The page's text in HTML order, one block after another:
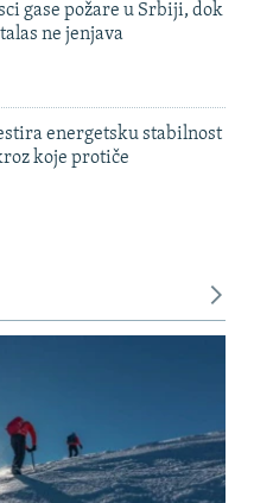
gase požare u Srbiji, dok
ne jenjava
energetsku stabilnost
koje protiče